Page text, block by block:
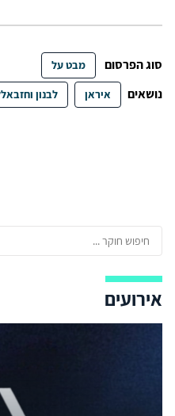
סוג הפרסום מבט על
נושאים איראן לבנון
אירועים